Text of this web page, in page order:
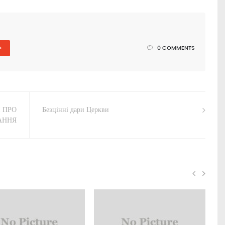
0 COMMENTS
ПРО
Безцінні дари Церкви